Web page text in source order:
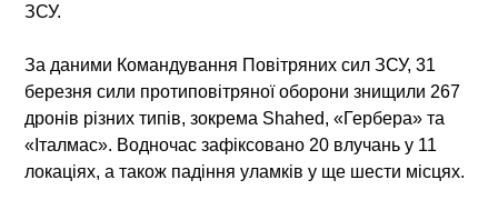
ЗСУ.
За даними Командування Повітряних сил ЗСУ, 31
березня сили протиповітряної оборони знищили 267
дронів різних типів, зокрема Shahed, «Гербера» та
«Італмас». Водночас зафіксовано 20 влучань у 11
локаціях, а також падіння уламків у ще шести місцях.